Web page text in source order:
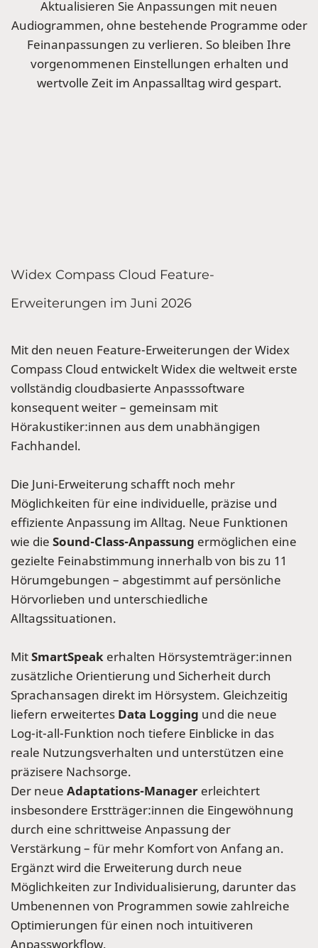
Aktualisieren Sie Anpassungen mit neuen
Audiogrammen, ohne bestehende Programme oder
Feinanpassungen zu verlieren. So bleiben Ihre
vorgenommenen Einstellungen erhalten und
wertvolle Zeit im Anpassalltag wird gespart.
Widex Compass Cloud Feature-
Erweiterungen im Juni 2026
Mit den neuen Feature-Erweiterungen der Widex
Compass Cloud entwickelt Widex die weltweit erste
vollständig cloudbasierte Anpasssoftware
konsequent weiter – gemeinsam mit
Hörakustiker:innen aus dem unabhängigen
Fachhandel.
Die Juni-Erweiterung schafft noch mehr
Möglichkeiten für eine individuelle, präzise und
effiziente Anpassung im Alltag. Neue Funktionen
wie die Sound-Class-Anpassung ermöglichen eine
gezielte Feinabstimmung innerhalb von bis zu 11
Hörumgebungen – abgestimmt auf persönliche
Hörvorlieben und unterschiedliche
Alltagssituationen.
MitSmartSpeak erhalten Hörsystemträger:innen
zusätzliche Orientierung und Sicherheit durch
Sprachansagen direkt im Hörsystem. Gleichzeitig
liefern erweitertes Data Logging und die neue
Log-it-all-Funktion noch tiefere Einblicke in das
reale Nutzungsverhalten und unterstützen eine
präzisere Nachsorge.
Der neue Adaptations-Manager erleichtert
insbesondere Erstträger:innen die Eingewöhnung
durch eine schrittweise Anpassung der
Verstärkung – für mehr Komfort von Anfang an.
Ergänzt wird die Erweiterung durch neue
Möglichkeiten zur Individualisierung, darunter das
Umbenennen von Programmen sowie zahlreiche
Optimierungen für einen noch intuitiveren
Anpassworkflow.